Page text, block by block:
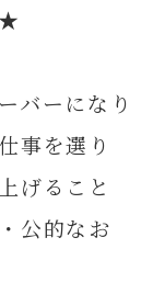
バーになり
事を選り
げること
公的なお